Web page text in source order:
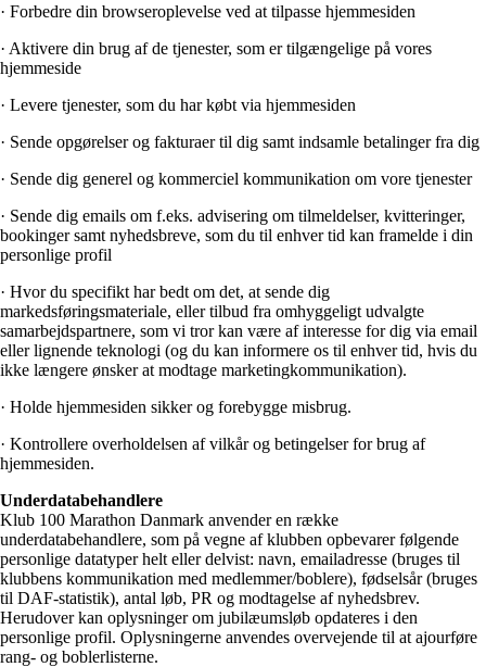
· Forbedre din browseroplevelse ved at tilpasse hjemmesiden
· Aktivere din brug af de tjenester, som er tilgængelige på vores
hjemmeside
· Levere tjenester, som du har købt via hjemmesiden
· Sende opgørelser og fakturaer til dig samt indsamle betalinger fra dig
· Sende dig generel og kommerciel kommunikation om vore tjenester
· Sende dig emails om f.eks. advisering om tilmeldelser, kvitteringer,
bookinger samt nyhedsbreve, som du til enhver tid kan framelde i din
personlige profil
· Hvor du specifikt har bedt om det, at sende dig
markedsføringsmateriale, eller tilbud fra omhyggeligt udvalgte
samarbejdspartnere, som vi tror kan være af interesse for dig via email
eller lignende teknologi (og du kan informere os til enhver tid, hvis du
ikke længere ønsker at modtage marketingkommunikation).
· Holde hjemmesiden sikker og forebygge misbrug.
· Kontrollere overholdelsen af vilkår og betingelser for brug af
hjemmesiden.
Underdatabehandlere
Klub 100 Marathon Danmark anvender en række
underdatabehandlere, som på vegne af klubben opbevarer følgende
personlige datatyper helt eller delvist: navn, emailadresse (bruges til
klubbens kommunikation med medlemmer/boblere), fødselsår (bruges
til DAF-statistik), antal løb, PR og modtagelse af nyhedsbrev.
Herudover kan oplysninger om jubilæumsløb opdateres i den
personlige profil. Oplysningerne anvendes overvejende til at ajourføre
rang- og boblerlisterne.